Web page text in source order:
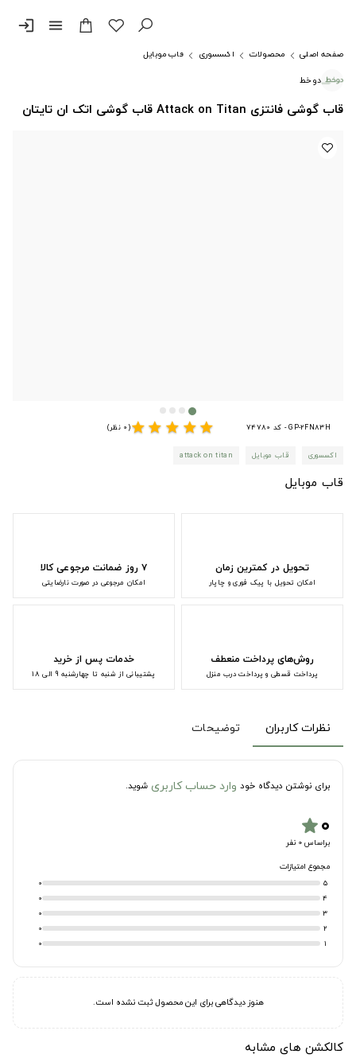
menu
login
صفحه اصلی محصولات اکسسوری
قاب موبایل
دوخط
قاب گوشی فانتزی Attack on Titan قاب گوشی اتک ان تایتان
GP-2FN83H - کد 74780 star
star
star
star
star(0 نظر)
اکسسوری قاب موبایل attack on titan
قاب موبایل
تحویل در کمترین زمان
امکان تحویل با پیک فوری و چاپار
۷ روز ضمانت مرجوعی کالا
امکان مرجوعی در صورت نارضایتی
روش‌های پرداخت منعطف
پرداخت قسطی و پرداخت درب منزل
خدمات پس از خرید
پشتیبانی از شنبه تا چهارشنبه 9 الی 18
نظرات کاربران توضیحات
برای نوشتن دیدگاه خود وارد حساب کاربری شوید.
۰star
براساس 0 نفر
مجموع امتیازات
5
0
4
0
3
0
2
0
1
0
هنوز دیدگاهی برای این محصول ثبت نشده است.
کالکشن های مشابه